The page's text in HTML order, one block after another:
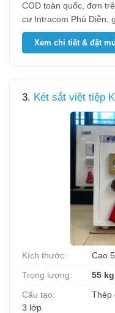
COD toàn quốc, đơn
cư Intracom Phú Diễn,
Xem chi tiết & đặt
3. Két sắt việt tiệp
Kích thước:
Cao
Trọng lượng:
55 kg
Cấu tạo:
Thép
3 lớp